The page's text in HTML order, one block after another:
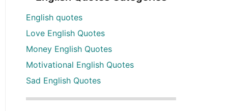
English quotes
Love English Quotes
Money English Quotes
Motivational English Quotes
Sad English Quotes